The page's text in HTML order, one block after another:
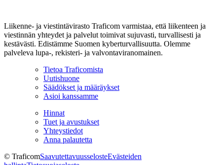
Liikenne- ja viestintävirasto Traficom varmistaa, että liikenteen ja
viestinnän yhteydet ja palvelut toimivat sujuvasti, turvallisesti ja
kestävästi. Edistämme Suomen kyberturvallisuutta. Olemme
palveleva lupa-, rekisteri- ja valvontaviranomainen.
Tietoa Traficomista
Uutishuone
Säädökset ja määräykset
Asioi kanssamme
Hinnat
Tuet ja avustukset
Yhteystiedot
Anna palautetta
© TraficomSaavutettavuusselosteEvästeiden